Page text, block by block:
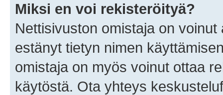
Miksi en voi rekisteröityä?
Nettisivuston omistaja on
estänyt tietyn nimen
omistaja on myös voinut ottaa
käytöstä. Ota yhteys